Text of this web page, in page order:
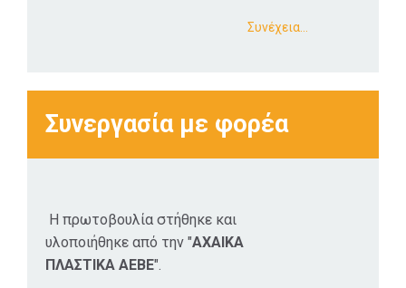
τα σχεδιάσαμε
Συνέχεια…
Συνεργασία με φορέα
Η πρωτοβουλία στήθηκε και
υλοποιήθηκε από την "ΑΧΑΙΚΑ
ΠΛΑΣΤΙΚΑ ΑΕΒΕ".